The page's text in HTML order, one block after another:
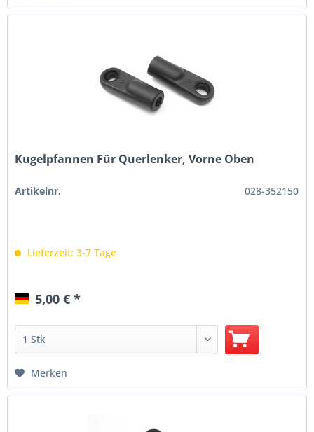
Kugelpfannen Für Querlenker, Vorne Oben
Artikelnr. 028-352150
Lieferzeit: 3-7 Tage
5,00 € *
Merken